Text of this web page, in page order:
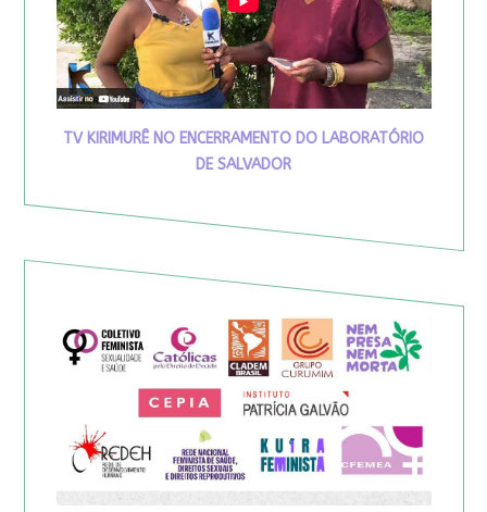
TV KIRIMURÊ NO ENCERRAMENTO DO LABORATÓRIO
DE SALVADOR